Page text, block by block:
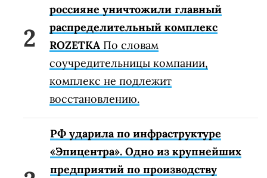
россияне уничтожили главный
распределительный комплекс
ROZETKA По словам
соучредительницы компании,
комплекс не подлежит
восстановлению.
РФ ударила по инфраструктуре
«Эпицентра». Одно из крупнейших
предприятий по производству